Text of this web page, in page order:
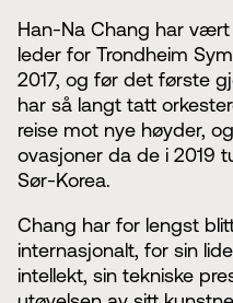
Han-Na Chang har
leder for Trondheim
2017, og før det første
har så langt tatt
reise mot nye høyder,
ovasjoner da de i 2019
Sør-Korea.
Chang har for lengst
internasjonalt, for sin
intellekt, sin tekniske